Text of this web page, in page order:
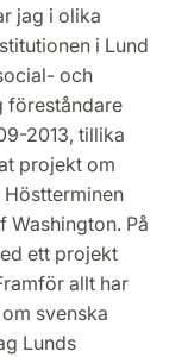
jag i olika
i Lund
och
föreståndare
2013, tillika
projekt om
Washington. På
ett projekt
allt har
svenska
Lunds